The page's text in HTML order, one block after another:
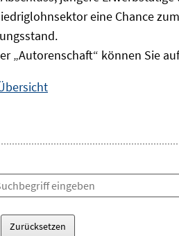
eine Chance
„Autorenschaft“ können Sie